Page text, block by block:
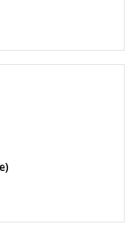
ücretsiz